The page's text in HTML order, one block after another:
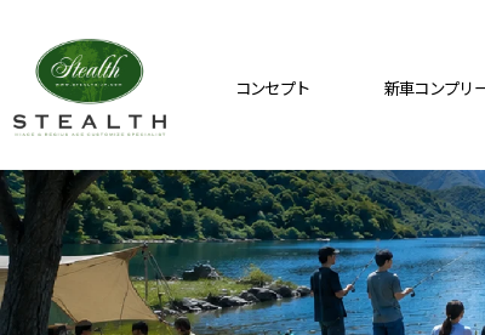
コンセプト 新車コンプリ